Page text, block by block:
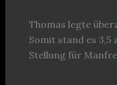
Thomas legte
Somit stand es 3,5
Stellung für